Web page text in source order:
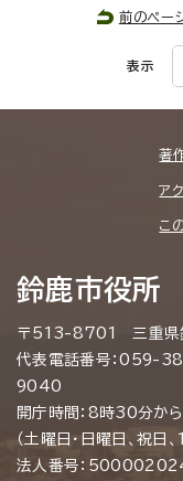
前のペー
表示
著
ア
こ
鈴鹿市役所
〒513-8701 三重県
代表電話番号：059-
9040
開庁時間：8時30分か
（土曜日・日曜日、祝日
法人番号：